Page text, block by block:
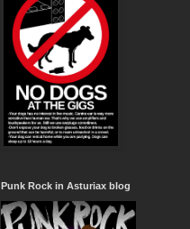
Punk Rock in Asturiax blog